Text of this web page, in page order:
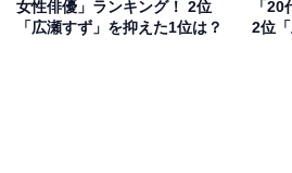
ライベートな一面も見せてくれて
は、以下のような声が集まりまし
女性俳優」ランキング！ 2位
「広瀬すず」を抑えた1位は？
「
2位